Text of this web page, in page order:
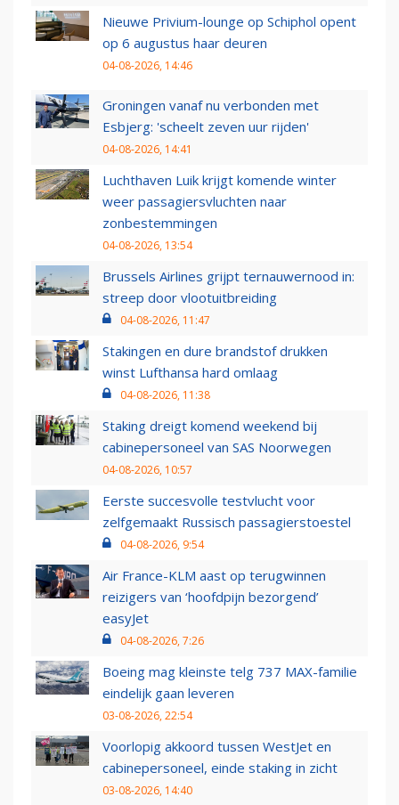
Nieuwe Privium-lounge op Schiphol opent
op 6 augustus haar deuren
04-08-2026, 14:46
Groningen vanaf nu verbonden met
Esbjerg: 'scheelt zeven uur rijden'
04-08-2026, 14:41
Luchthaven Luik krijgt komende winter
weer passagiersvluchten naar
zonbestemmingen
04-08-2026, 13:54
Brussels Airlines grijpt ternauwernood in:
streep door vlootuitbreiding
04-08-2026, 11:47
Stakingen en dure brandstof drukken
winst Lufthansa hard omlaag
04-08-2026, 11:38
Staking dreigt komend weekend bij
cabinepersoneel van SAS Noorwegen
04-08-2026, 10:57
Eerste succesvolle testvlucht voor
zelfgemaakt Russisch passagierstoestel
04-08-2026, 9:54
Air France-KLM aast op terugwinnen
reizigers van ‘hoofdpijn bezorgend’
easyJet
04-08-2026, 7:26
Boeing mag kleinste telg 737 MAX-familie
eindelijk gaan leveren
03-08-2026, 22:54
Voorlopig akkoord tussen WestJet en
cabinepersoneel, einde staking in zicht
03-08-2026, 14:40